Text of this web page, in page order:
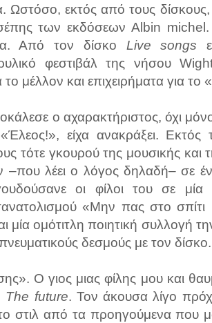
Ωστόσο, εκτός από τους
των εκδόσεων Albin
Από τον δίσκο Live songs
φεστιβάλ της νήσου
μέλλον και επιχειρήματα για το
ο αχαρακτήριστος, όχι
είχα ανακράξει.
τότε γκουρού της μουσικής και
λέει ο λόγος δηλαδή– σε
οι φίλοι του σε μία
«Μην πας στο σπίτι
μία ομότιτλη ποιητική συλλογή
δεσμούς με τον δίσκο.
Ο γιος μιας φίλης μου και
The future. Τον άκουσα λίγο
στιλ από τα προηγούμενα που